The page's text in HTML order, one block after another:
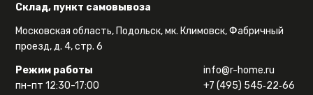
Склад, пункт самовывоза
Московская область, Подольск, мк. Климовск, Фабричный
проезд, д. 4, стр. 6
Режим работы
пн-пт 12:30-17:00
info@r-home.ru
+7 (495) 545‑22‑66